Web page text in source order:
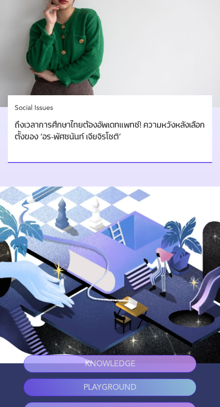
Social Issues
ถึงเวลาการศึกษาไทยต้องอัพเดทแพทช์! ความหวังหลังเลือก
ตั้งของ ‘อร-พัศชนันท์ เจียจิรโชติ’
KNOWLEDGE
PLAYGROUND